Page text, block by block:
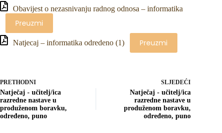
Obavijest o nezasnivanju radnog odnosa – informatika
Preuzmi
Natjecaj – informatika odredeno (1) Preuzmi
PRETHODNI
Natječaj - učitelj/ica
razredne nastave u
produženom boravku,
određeno, puno
SLJEDEĆI
Natječaj - učitelj/ica
razredne nastave u
produženom boravku,
određeno, puno